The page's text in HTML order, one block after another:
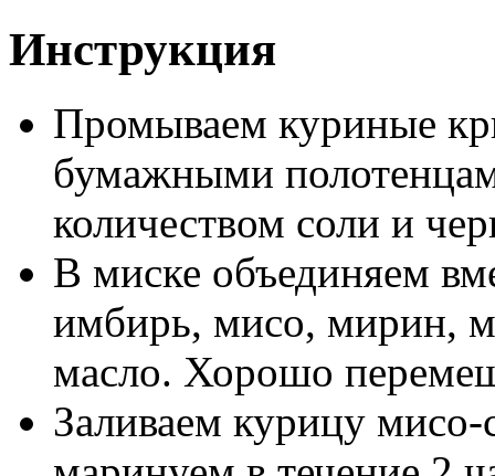
Инструкция
Промываем куриные
бумажными
количеством соли и
В миске объединяем
имбирь, мисо, мирин,
масло. Хорошо
Заливаем курицу